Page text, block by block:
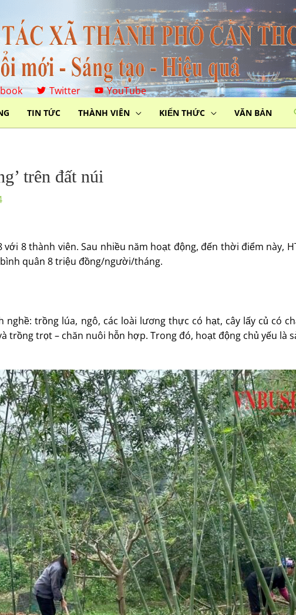
Twitter YouTube
TIN TỨC THÀNH VIÊN KIẾN THỨC VĂN BẢN
trên đất núi
8 thành viên. Sau nhiều năm hoạt động, đến thời điểm này,
quân 8 triệu đồng/người/tháng.
nghề: trồng lúa, ngô, các loài lương thực có hạt, cây lấy củ có
trồng trọt – chăn nuôi hỗn hợp. Trong đó, hoạt động chủ yếu là